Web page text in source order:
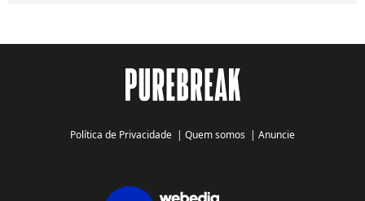
Política de Privacidade | Quem somos | Anuncie